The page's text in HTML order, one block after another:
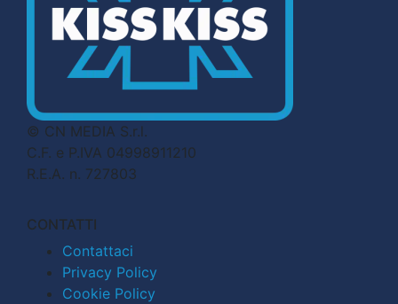
© CN MEDIA S.r.l.
C.F. e P.IVA 04998911210
R.E.A. n. 727803
CONTATTI
Contattaci
Privacy Policy
Cookie Policy